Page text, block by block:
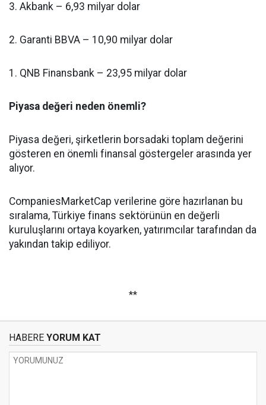
3. Akbank – 6,93 milyar dolar
2. Garanti BBVA – 10,90 milyar dolar
1. QNB Finansbank – 23,95 milyar dolar
Piyasa değeri neden önemli?
Piyasa değeri, şirketlerin borsadaki toplam değerini
gösteren en önemli finansal göstergeler arasında yer
alıyor.
CompaniesMarketCap verilerine göre hazırlanan bu
sıralama, Türkiye finans sektörünün en değerli
kuruluşlarını ortaya koyarken, yatırımcılar tarafından da
yakından takip ediliyor.
**
HABERE YORUM KAT